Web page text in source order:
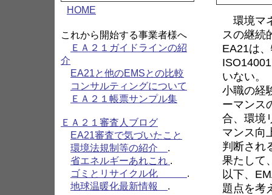
環境マ
スの継続
EA21は
いない。
小職の経
ーマンス
合、環境
マンス向
判断され
果たして
以下、
題点を考
HOME
これから開始する事業者様へ
ＥＡ２１ガイドラインの紹
介
EA21と他のEMSとの比較
コンサルティングについて
ＥＡ２１帳票サンプル集
ＥＡ２１審査人ブログ
EA21審査で気づいたこと
環境法規制等の紹介 .
省エネルギーあれこれ .
ゴミとリサイクル化 .
地球温暖化最新情報 .